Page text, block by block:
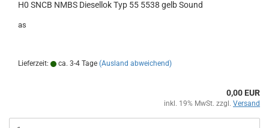
H0 SNCB NMBS Diesellok Typ 55 5538 gelb Sound
as
Lieferzeit: ca. 3-4 Tage (Ausland abweichend)
0,00 EUR
inkl. 19% MwSt. zzgl. Versand